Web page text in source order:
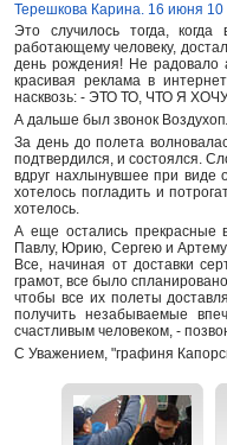
Терешкова Карина. 16 июня 10
Это случилось тогда,
работающему человеку,
день рождения! Не радовало
красивая реклама в
насквозь: - ЭТО ТО, ЧТО Я
А дальше был звонок
За день до полета
подтвердился, и состоялся.
вдруг нахлынувшее при
хотелось погладить и
хотелось.
А еще остались прекрасные
Павлу, Юрию, Сергею и
Все, начиная от доставки
грамот, все было
чтобы все их полеты
получить незабываемые
счастливым человеком, -
С Уважением, "графиня